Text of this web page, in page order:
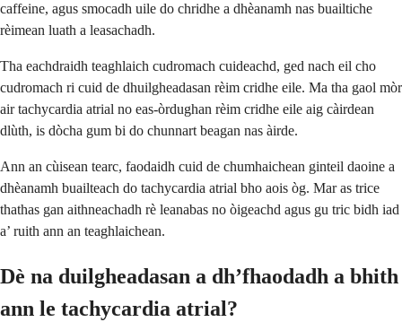
caffeine, agus smocadh uile do chridhe a dhèanamh nas buailtiche
rèimean luath a leasachadh.
Tha eachdraidh teaghlaich cudromach cuideachd, ged nach eil cho
cudromach ri cuid de dhuilgheadasan rèim cridhe eile. Ma tha gaol mòr
air tachycardia atrial no eas-òrdughan rèim cridhe eile aig càirdean
dlùth, is dòcha gum bi do chunnart beagan nas àirde.
Ann an cùisean tearc, faodaidh cuid de chumhaichean ginteil daoine a
dhèanamh buailteach do tachycardia atrial bho aois òg. Mar as trice
thathas gan aithneachadh rè leanabas no òigeachd agus gu tric bidh iad
a’ ruith ann an teaghlaichean.
Dè na duilgheadasan a dh’fhaodadh a bhith
ann le tachycardia atrial?